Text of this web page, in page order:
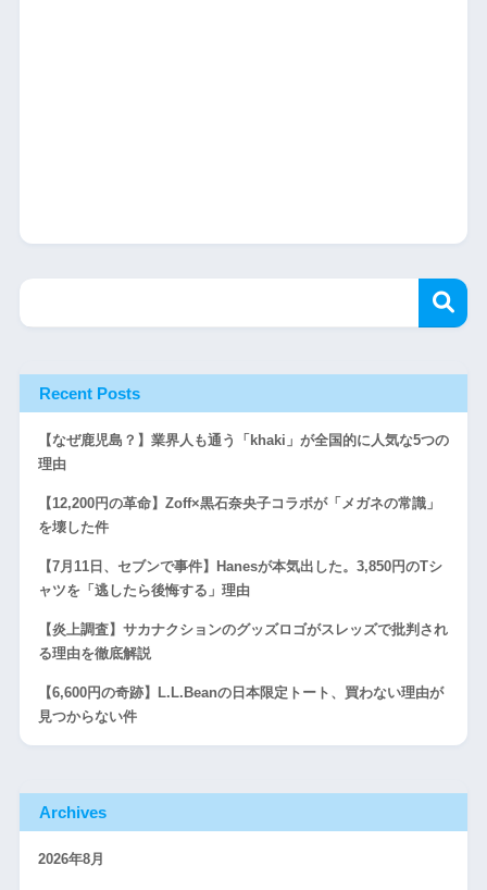
Recent Posts
【なぜ鹿児島？】業界人も通う「khaki」が全国的に人気な5つの
理由
【12,200円の革命】Zoff×黒石奈央子コラボが「メガネの常識」
を壊した件
【7月11日、セブンで事件】Hanesが本気出した。3,850円のTシ
ャツを「逃したら後悔する」理由
【炎上調査】サカナクションのグッズロゴがスレッズで批判され
る理由を徹底解説
【6,600円の奇跡】L.L.Beanの日本限定トート、買わない理由が
見つからない件
Archives
2026年8月